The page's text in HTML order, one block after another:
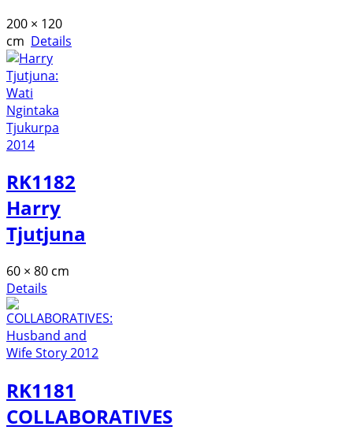
200 × 120
cm Details
RK1182
Harry
Tjutjuna
60 × 80 cm
Details
RK1181
COLLABORATIVES